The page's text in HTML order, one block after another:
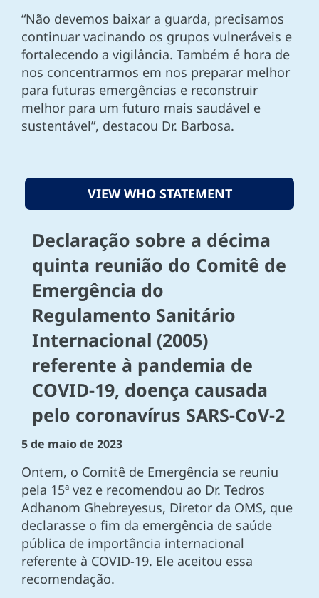
“Não devemos baixar a guarda, precisamos
continuar vacinando os grupos vulneráveis e
fortalecendo a vigilância. Também é hora de
nos concentrarmos em nos preparar melhor
para futuras emergências e reconstruir
melhor para um futuro mais saudável e
sustentável”, destacou Dr. Barbosa.
VIEW WHO STATEMENT
Declaração sobre a décima
quinta reunião do Comitê de
Emergência do
Regulamento Sanitário
Internacional (2005)
referente à pandemia de
COVID-19, doença causada
pelo coronavírus SARS-CoV-2
5 de maio de 2023
Ontem, o Comitê de Emergência se reuniu
pela 15ª vez e recomendou ao Dr. Tedros
Adhanom Ghebreyesus, Diretor da OMS, que
declarasse o fim da emergência de saúde
pública de importância internacional
referente à COVID-19. Ele aceitou essa
recomendação.